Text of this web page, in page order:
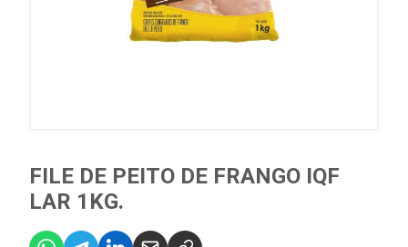
FILE DE PEITO DE FRANGO IQF
LAR 1KG.